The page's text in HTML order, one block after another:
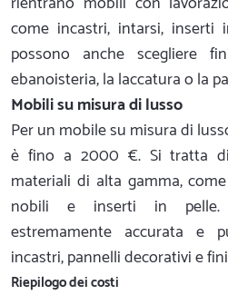
come incastri, intarsi, inserti
possono anche scegliere
ebanoisteria, la laccatura o la
Mobili su misura di lusso
Per un mobile su misura di
è fino a 2000 €. Si tratta
materiali di alta gamma,
nobili e inserti in pelle.
estremamente accurata e
incastri, pannelli decorativi e
Riepilogo dei costi